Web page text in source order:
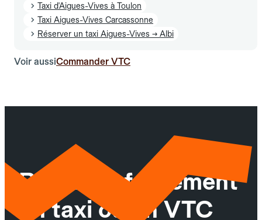
Taxi d'Aigues-Vives à Toulon
Taxi Aigues-Vives Carcassonne
Réserver un taxi Aigues-Vives → Albi
Voir aussiCommander VTC
Réservez facilement
un taxi ou un VTC